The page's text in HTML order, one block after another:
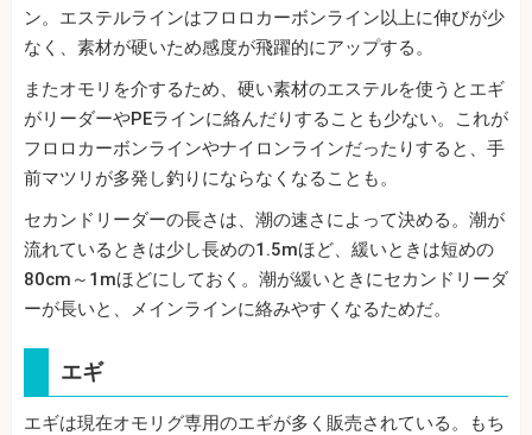
ン。エステルラインはフロロカーボンライン以上に伸びが少
なく、素材が硬いため感度が飛躍的にアップする。
またオモリを介するため、硬い素材のエステルを使うとエギ
がリーダーやPEラインに絡んだりすることも少ない。これが
フロロカーボンラインやナイロンラインだったりすると、手
前マツリが多発し釣りにならなくなることも。
セカンドリーダーの長さは、潮の速さによって決める。潮が
流れているときは少し長めの1.5mほど、緩いときは短めの
80cm～1mほどにしておく。潮が緩いときにセカンドリーダ
ーが長いと、メインラインに絡みやすくなるためだ。
エギ
エギは現在オモリグ専用のエギが多く販売されている。もち